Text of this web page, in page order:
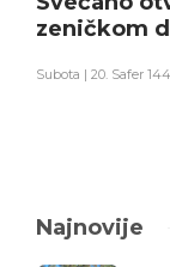
zeničkom
Subota | 20. Safer
Najnovije